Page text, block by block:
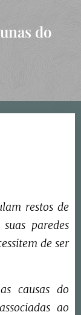
do
restos de
paredes
de ser
causas do
ao